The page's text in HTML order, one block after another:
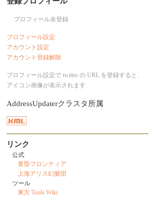
プロフィール未登録
プロフィール設定
アカウント設定
アカウント登録解除
プロフィール設定で twitter の URL を登録すると、
アイコン画像が表示されます
AddressUpdaterクラスタ所属
リンク
公式
黄昏フロンティア
上海アリス幻樂団
ツール
東方 Tools Wiki